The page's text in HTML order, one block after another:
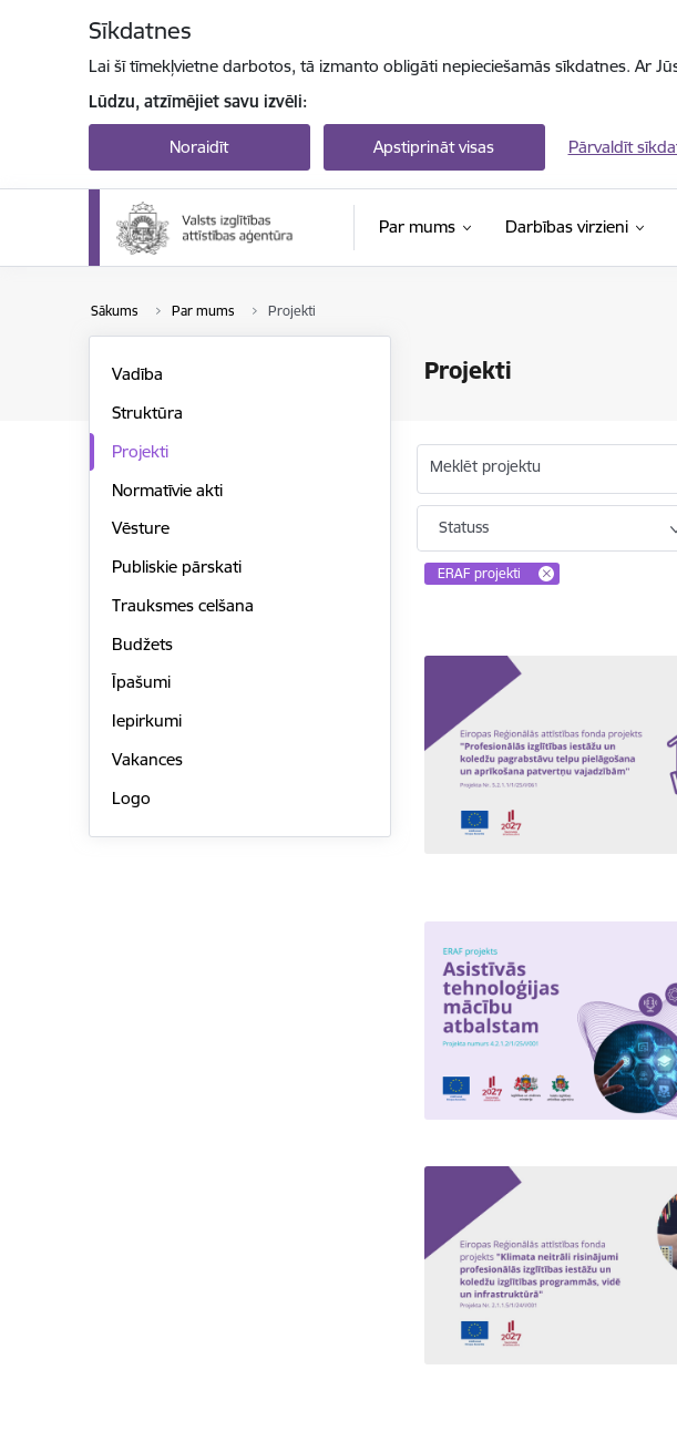
Sīkdatnes
Lai šī tīmekļvietne darbotos, tā izmanto obligāti nepieciešamās sīkdatnes. Ar
Lūdzu, atzīmējiet savu izvēli:
Noraidīt Apstiprināt visas Pārvaldīt
Par mums Darbības virzieni
Sākums Par mums Projekti
Projekti
Vadība
Struktūra
Projekti
Normatīvie akti
Vēsture
Publiskie pārskati
Trauksmes celšana
Budžets
Īpašumi
Iepirkumi
Vakances
Logo
Meklēt projektu
Statuss
ERAF projekti